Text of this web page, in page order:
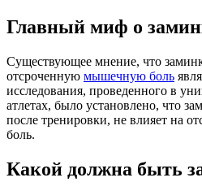
Главный миф о
Существующее мнение, что
отсроченную мышечную боль
исследования, проведенного в
атлетах, было установлено, что
после тренировки, не влияет на
боль.
Какой должна быть